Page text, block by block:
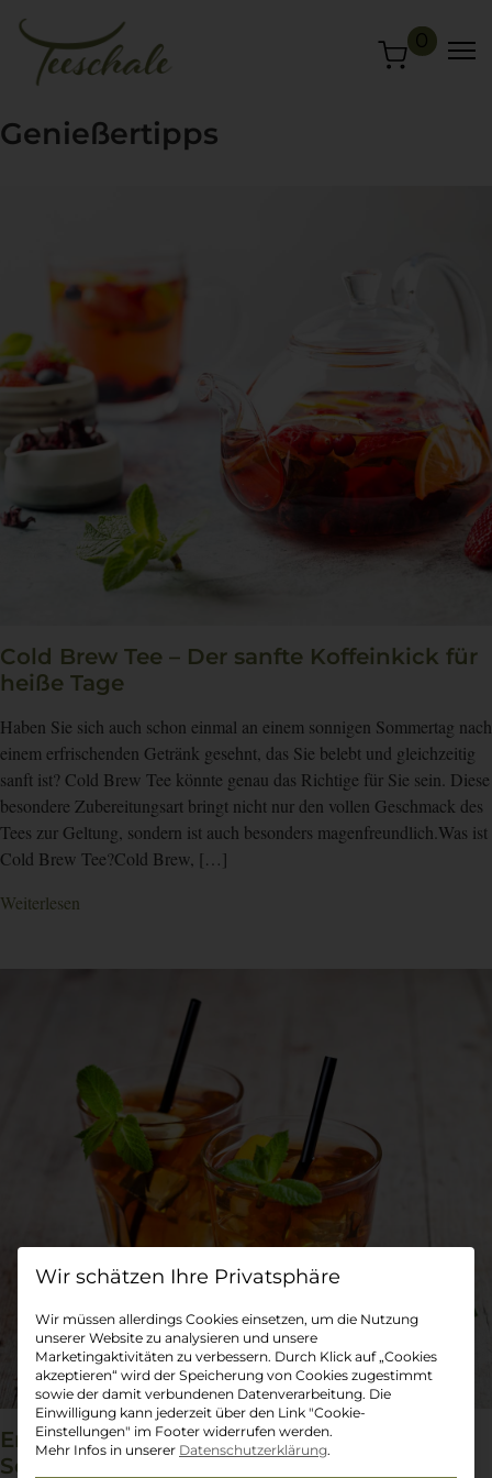
0
Genießertipps
Cold Brew Tee – Der sanfte Koffeinkick für
heiße Tage
Haben Sie sich auch schon einmal an einem sonnigen Sommertag nach
einem erfrischenden Getränk gesehnt, das Sie belebt und gleichzeitig
sanft ist? Cold Brew Tee könnte genau das Richtige für Sie sein. Diese
besondere Zubereitungsart bringt nicht nur den vollen Geschmack des
Tees zur Geltung, sondern ist auch besonders magenfreundlich.Was ist
Cold Brew Tee?Cold Brew, […]
Weiterlesen
Erfrischung pur: Diese Tees helfen bei
Sommerhitze
Datenschutz-Präferenz
Wir müssen allerdings Cookies einsetzen, um die Nutzung
unserer Website zu analysieren und unsere
Marketingaktivitäten zu verbessern. Durch Klick auf „Cookies
akzeptieren“ wird der Speicherung von Cookies zugestimmt
sowie der damit verbundenen Datenverarbeitung. Die
Einwilligung kann jederzeit über den Link "Cookie-
Einstellungen" im Footer widerrufen werden.
Mehr Infos in unserer Datenschutzerklärung.